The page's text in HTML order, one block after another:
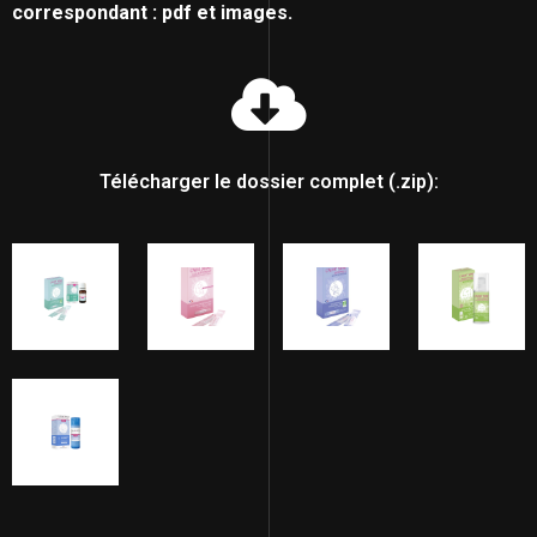
correspondant : pdf et images.
Télécharger le dossier complet (.zip):